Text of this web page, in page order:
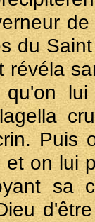
du
révéla
qu'on
Puis
on lui
sa